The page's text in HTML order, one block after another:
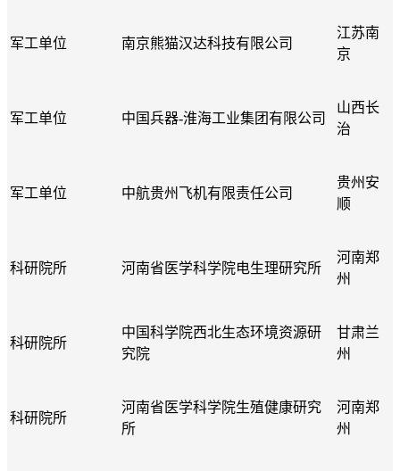
军工单位 南京熊猫汉达科技有限公司
江苏南
京
军工单位 中国兵器-淮海工业集团有限公司
山西长
治
军工单位 中航贵州飞机有限责任公司
贵州安
顺
科研院所 河南省医学科学院电生理研究所
河南郑
州
科研院所
中国科学院西北生态环境资源研
究院
甘肃兰
州
科研院所
河南省医学科学院生殖健康研究
所
河南郑
州